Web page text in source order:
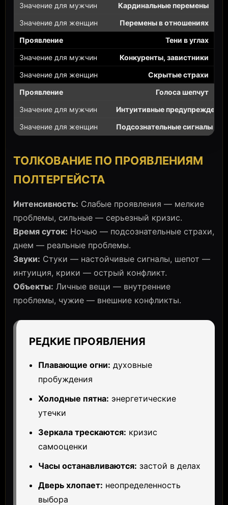
Кардинальные перемены
Перемены в отношениях
Тени в углах
Конкуренты, завистники
Скрытые страхи
Голоса шепчут
Интуитивные предупреждения
Подсознательные сигналы
ТОЛКОВАНИЕ ПО ПРОЯВЛЕНИЯМ
ПОЛТЕРГЕЙСТА
Интенсивность: Слабые проявления — мелкие
проблемы, сильные — серьезный кризис.
Время суток: Ночью — подсознательные страхи,
днем — реальные проблемы.
Звуки: Стуки — настойчивые сигналы, шепот —
интуиция, крики — острый конфликт.
Объекты: Личные вещи — внутренние
проблемы, чужие — внешние конфликты.
РЕДКИЕ ПРОЯВЛЕНИЯ
Плавающие огни: духовные
пробуждения
Холодные пятна: энергетические
утечки
Зеркала трескаются: кризис
самооценки
Часы останавливаются: застой в делах
Дверь хлопает: неопределенность
выбора